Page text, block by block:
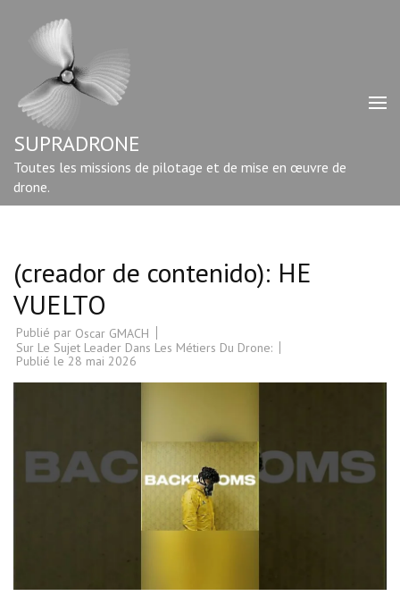
contenu
Entrée)
SUPRADRONE
Toutes les missions de pilotage et de mise en œuvre de
drone.
(creador de contenido): HE
VUELTO
Publié par Oscar GMACH
Sur Le Sujet Leader Dans Les Métiers Du Drone:
Publié le 28 mai 2026